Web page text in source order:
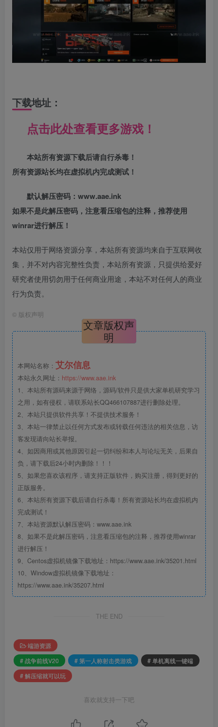
下载地址：
点击此处查看更多游戏！
本站所有资源下载后请自行杀毒！
所有资源站长均在虚拟机内完成测试！
默认解压密码：www.aae.ink
如果不是此解压密码，注意看压缩包的注释，推荐使用
winrar进行解压！
本站仅用于网络资源分享，本站所有资源均来自于互联网收
集，并不对内容完整性负责，本站所有资源，只提供给爱好
研究者使用切勿用于任何商业用途，本站不对任何人的商业
行为负责。
© 版权声明
文章版权声
明
本网站名称： 艾尔信息
本站永久网址： https://www.aae.ink
1、本站所有源码来源于网络，源码/软件只是供大家单机研究学习
之用，如有侵权，请联系站长QQ466107887进行删除处理。
2、本站只提供软件共享！不提供技术服务！
3、本站一律禁止以任何方式发布或转载任何违法的相关信息，访
客发现请向站长举报。
4、如因商用或其他原因引起一切纠纷和本人与论坛无关，后果自
负，请下载后24小时内删除！！！
5、如果您喜欢该程序，请支持正版软件，购买注册，得到更好的
正版服务。
6、本站所有资源下载后请自行杀毒！所有资源站长均在虚拟机内
完成测试！
7、本站资源默认解压密码：www.aae.ink
8、如果不是此解压密码，注意看压缩包的注释，推荐使用winrar
进行解压！
9、Centos虚拟机镜像下载地址：https://www.aae.ink/35201.html
10、Window虚拟机镜像下载地址：
https://www.aae.ink/35207.html
THE END
端游资源
# 战争前线V20
# 第一人称射击类游戏
# 单机离线一键端
# 解压缩就可以玩
喜欢就支持一下吧